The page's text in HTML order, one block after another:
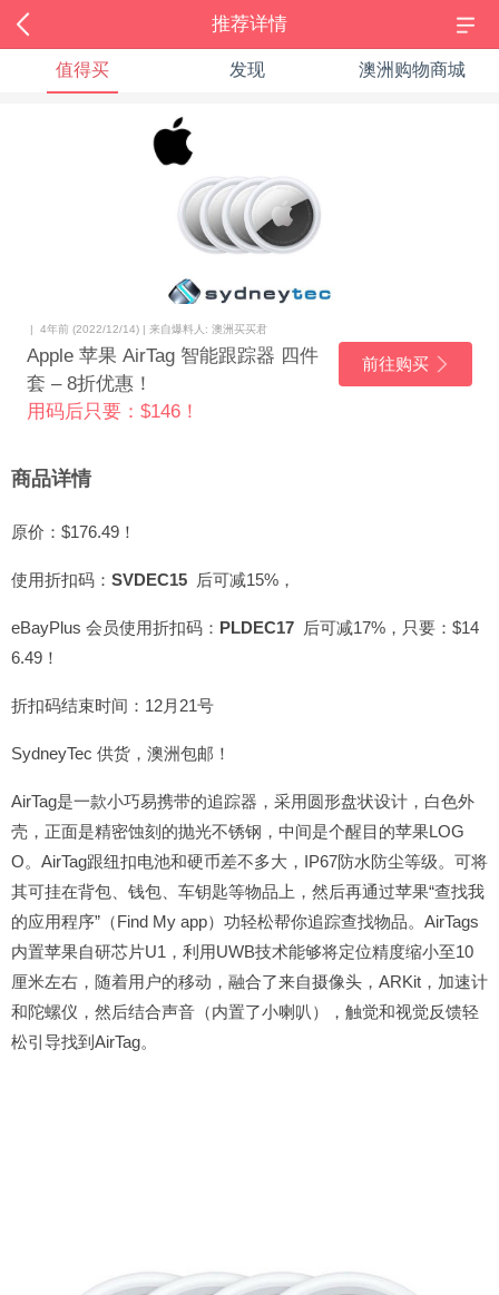
推荐详情
值得买 发现 澳洲购物商城
| 4年前 (2022/12/14) | 来自爆料人: 澳洲买买君
Apple 苹果 AirTag 智能跟踪器 四件
套 – 8折优惠！
用码后只要：$146！
前往购买
商品详情
原价：$176.49！
使用折扣码： SVDEC15 后可减15%，
eBayPlus 会员使用折扣码： PLDEC17 后可减17%，只要：$14
6.49！
折扣码结束时间：12月21号
SydneyTec 供货，澳洲包邮！
AirTag是一款小巧易携带的追踪器，采用圆形盘状设计，白色外
壳，正面是精密蚀刻的抛光不锈钢，中间是个醒目的苹果LOG
O。AirTag跟纽扣电池和硬币差不多大，IP67防水防尘等级。可将
其可挂在背包、钱包、车钥匙等物品上，然后再通过苹果“查找我
的应用程序”（Find My app）功轻松帮你追踪查找物品。AirTags
内置苹果自研芯片U1，利用UWB技术能够将定位精度缩小至10
厘米左右，随着用户的移动，融合了来自摄像头，ARKit，加速计
和陀螺仪，然后结合声音（内置了小喇叭），触觉和视觉反馈轻
松引导找到AirTag。